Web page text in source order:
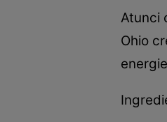
Atunci
Ohio